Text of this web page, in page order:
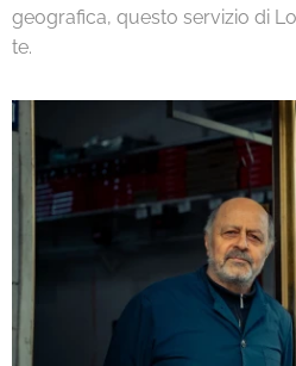
geografica, questo servizio di
te.